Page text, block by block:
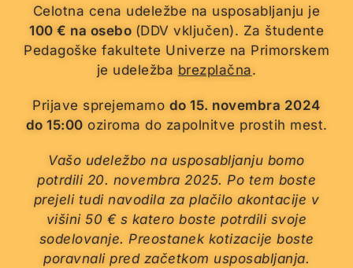
Celotna cena udeležbe na usposabljanju je
100 € na osebo (DDV vključen). Za študente
Pedagoške fakultete Univerze na Primorskem
je udeležba brezplačna.
Prijave sprejemamo do 15. novembra 2024
do 15:00 oziroma do zapolnitve prostih mest.
Vašo udeležbo na usposabljanju bomo
potrdili 20. novembra 2025. Po tem boste
prejeli tudi navodila za plačilo akontacije v
višini 50 € s katero boste potrdili svoje
sodelovanje. Preostanek kotizacije boste
poravnali pred začetkom usposabljanja.